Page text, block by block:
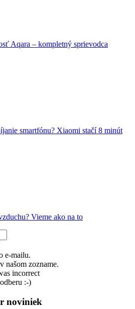
Aqara – kompletný sprievodca
smartfónu? Xiaomi stačí 8 minút
Vieme ako na to
e-mailu.
našom zozname.
incorrect
:-)
noviniek